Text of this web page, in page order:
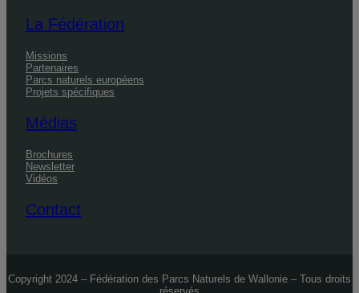
La Fédération
Missions
Partenaires
Parcs naturels européens
Projets spécifiques
Médias
Brochures
Newsletter
Vidéos
Contact
Copyright 2024 – Fédération des Parcs Naturels de Wallonie – Tous droits